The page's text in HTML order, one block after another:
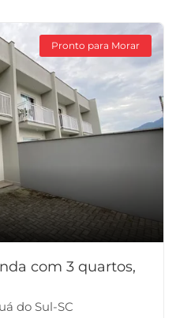
Pronto para Morar
com 3 quartos,
do Sul-SC